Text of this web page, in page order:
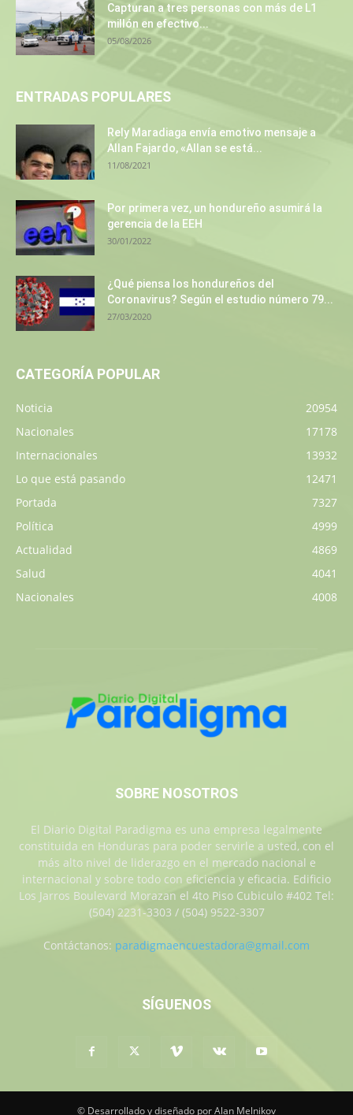
Capturan a tres personas con más de L1
millón en efectivo...
05/08/2026
ENTRADAS POPULARES
Rely Maradiaga envía emotivo mensaje a
Allan Fajardo, «Allan se está...
11/08/2021
Por primera vez, un hondureño asumirá la
gerencia de la EEH
30/01/2022
¿Qué piensa los hondureños del
Coronavirus? Según el estudio número 79...
27/03/2020
CATEGORÍA POPULAR
Noticia
20954
Nacionales
17178
Internacionales
13932
Lo que está pasando
12471
Portada
7327
Política
4999
Actualidad
4869
Salud
4041
Nacionales
4008
SOBRE NOSOTROS
El Diario Digital Paradigma es una empresa legalmente
constituida en Honduras para poder servirle a usted, con el
más alto nivel de liderazgo en el mercado nacional e
internacional y sobre todo con eficiencia y eficacia. Edificio
Los Jarros Boulevard Morazan el 4to Piso Cubiculo #402 Tel:
(504) 2231-3303 / (504) 9522-3307
Contáctanos: paradigmaencuestadora@gmail.com
SÍGUENOS
© Desarrollado y diseñado por Alan Melnikov